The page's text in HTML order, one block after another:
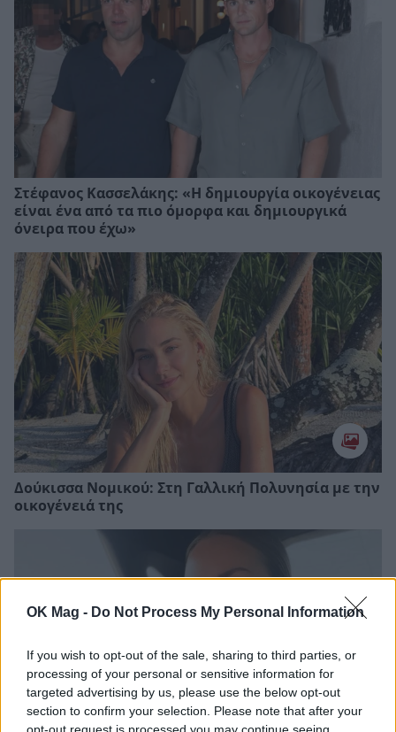
OK Mag - Do Not Process My Personal Information
If you wish to opt-out of the sale, sharing to third parties, or
processing of your personal or sensitive information for
targeted advertising by us, please use the below opt-out
section to confirm your selection. Please note that after your
opt-out request is processed you may continue seeing
Στέφανος Κασσελάκης: «Η δηµιουργία οικογένειας
είναι ένα από τα πιο όµορφα και δηµιουργικά
όνειρα που έχω»
Δούκισσα Νομικού: Στη Γαλλική Πολυνησία με την
οικογένειά της